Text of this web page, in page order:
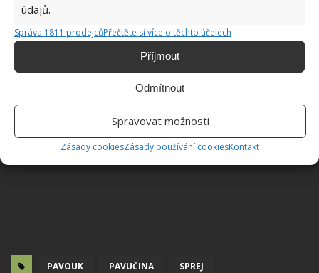
údajů.
Správa 1811 prodejcůPřečtěte si více o těchto účelech
Příjmout
Odmítnout
Spravovat možnosti
Zásady cookiesZásady používání cookiesKontakt
PAVOUK PAVUČINA SPREJ